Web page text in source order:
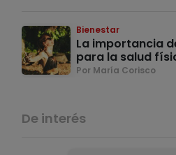
Bienestar
La importancia
para la salud
Por María Corisco
De interés